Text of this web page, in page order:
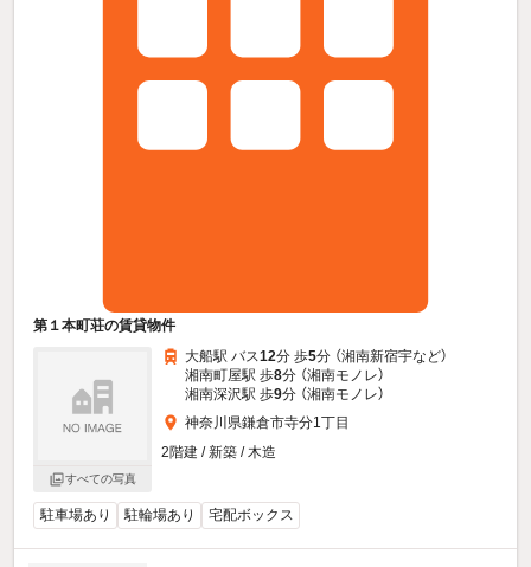
第１本町荘の賃貸物件
すべての写真
大船駅 バス12分 歩5分 （湘南新宿宇など）
湘南町屋駅 歩8分 （湘南モノレ）
湘南深沢駅 歩9分 （湘南モノレ）
神奈川県鎌倉市寺分1丁目
2階建 / 新築 / 木造
駐車場あり 駐輪場あり 宅配ボックス